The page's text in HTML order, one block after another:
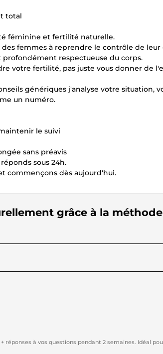
total
féminine et fertilité naturelle.
femmes à reprendre le contrôle de leur
respectueuse du corps.
votre fertilité, pas juste vous donner de
génériques j'analyse votre situation,
un numéro.
le suivi
sans préavis
sous 24h.
commençons dès aujourd'hui.
grâce à la méthode
réponses à vos questions pendant 2 semaines. Idéal